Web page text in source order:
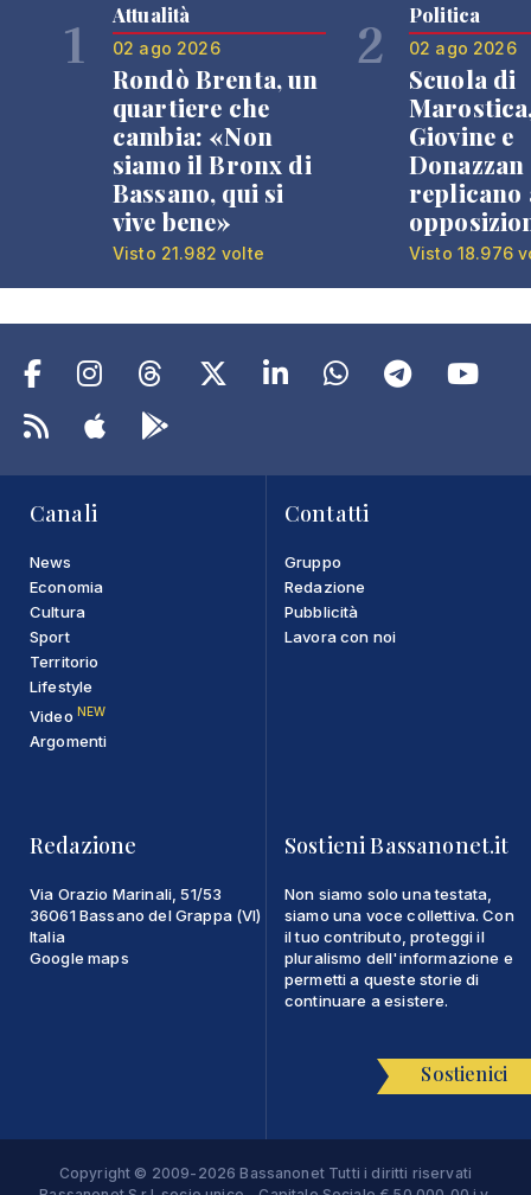
1 Attualità
02 ago 2026
Rondò Brenta, un
quartiere che
cambia: «Non
siamo il Bronx di
Bassano, qui si
vive bene»
Visto 21.982 volte
2 Politica
02 ago 2026
Scuola di
Giovine e
Donazzan
replicano
Visto 18.976
Canali
News
Economia
Cultura
Sport
Territorio
Lifestyle
Video NEW
Argomenti
Contatti
Gruppo
Redazione
Pubblicità
Lavora con noi
Redazione
Via Orazio Marinali, 51/53
36061 Bassano del Grappa (VI)
Italia
Google maps
Sostieni Bassanonet.it
Non siamo solo una testata,
siamo una voce collettiva. Con
il tuo contributo, proteggi il
pluralismo dell'informazione e
permetti a queste storie di
continuare a esistere.
Sostienici
Copyright © 2009-2026 Bassanonet Tutti i diritti riservati